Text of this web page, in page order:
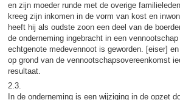
en zijn moeder runde met de overige
kreeg zijn inkomen in de vorm van kost en
heeft hij als oudste zoon een deel van de
de onderneming ingebracht in een
echtgenote medevennoot is geworden. [eiser]
op grond van de vennootschapsovereenkomst
resultaat.
2.3.
In de onderneming is een wijziging in de opzet